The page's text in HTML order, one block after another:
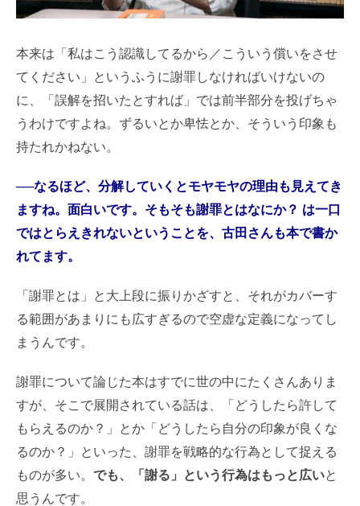
本来は「私はこう認識してるから／こういう償いをさせ
てください」というふうに謝罪しなければいけないの
に、「誤解を招いたとすれば」では前半部分を投げちゃ
うわけですよね。ずるいとか卑怯とか、そういう印象も
持たれかねない。
──なるほど、分解していくとモヤモヤの理由も見えてき
ますね。面白いです。そもそも謝罪とはなにか？ は一口
ではとらえきれないということを、古田さんも本で書か
れてます。
「謝罪とは」と大上段に振りかざすと、それがカバーす
る範囲があまりにも広すぎるので空虚な定義になってし
まうんです。
謝罪について論じた本はすでに世の中にたくさんありま
すが、そこで展開されている話は、「どうしたら許して
もらえるのか？」とか「どうしたら自分の印象が良くな
るのか？」といった、謝罪を戦略的な行為として捉える
ものが多い。 でも、「謝る」という行為はもっと広いと
思うんです。